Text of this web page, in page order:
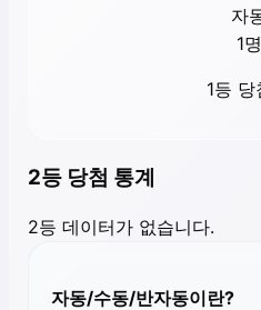
자
1명
1등 당
2등 당첨 통계
2등 데이터가 없습니다.
자동/수동/반자동이란?